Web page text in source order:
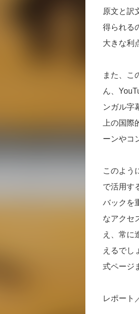
原文と訳
得られる
大きな利
また、こ
ん、
ンガル字
上の国
ーンやコ
このよう
で活用す
バックを
なアクセ
え、常に
えるでし
式ページ
レポート